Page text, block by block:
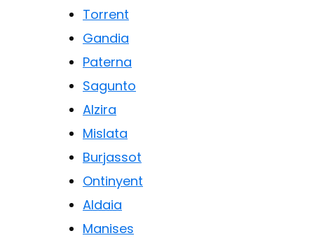
Torrent
Gandia
Paterna
Sagunto
Alzira
Mislata
Burjassot
Ontinyent
Aldaia
Manises